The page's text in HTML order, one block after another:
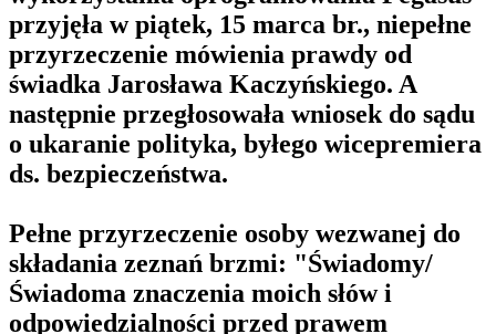
przyjęła w piątek, 15 marca br., niepełne
przyrzeczenie mówienia prawdy od
świadka Jarosława Kaczyńskiego. A
następnie przegłosowała wniosek do sądu
o ukaranie polityka, byłego wicepremiera
ds. bezpieczeństwa.
Pełne przyrzeczenie osoby wezwanej do
składania zeznań brzmi: "Świadomy/
Świadoma znaczenia moich słów i
odpowiedzialności przed prawem